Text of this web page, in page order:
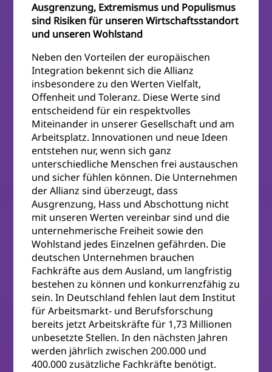
Ausgrenzung, Extremismus und Populismus
sind Risiken für unseren Wirtschaftsstandort
und unseren Wohlstand
Neben den Vorteilen der europäischen
Integration bekennt sich die Allianz
insbesondere zu den Werten Vielfalt,
Offenheit und Toleranz. Diese Werte sind
entscheidend für ein respektvolles
Miteinander in unserer Gesellschaft und am
Arbeitsplatz. Innovationen und neue Ideen
entstehen nur, wenn sich ganz
unterschiedliche Menschen frei austauschen
und sicher fühlen können. Die Unternehmen
der Allianz sind überzeugt, dass
Ausgrenzung, Hass und Abschottung nicht
mit unseren Werten vereinbar sind und die
unternehmerische Freiheit sowie den
Wohlstand jedes Einzelnen gefährden. Die
deutschen Unternehmen brauchen
Fachkräfte aus dem Ausland, um langfristig
bestehen zu können und konkurrenzfähig zu
sein. In Deutschland fehlen laut dem Institut
für Arbeitsmarkt- und Berufsforschung
bereits jetzt Arbeitskräfte für 1,73 Millionen
unbesetzte Stellen. In den nächsten Jahren
werden jährlich zwischen 200.000 und
400.000 zusätzliche Fachkräfte benötigt.